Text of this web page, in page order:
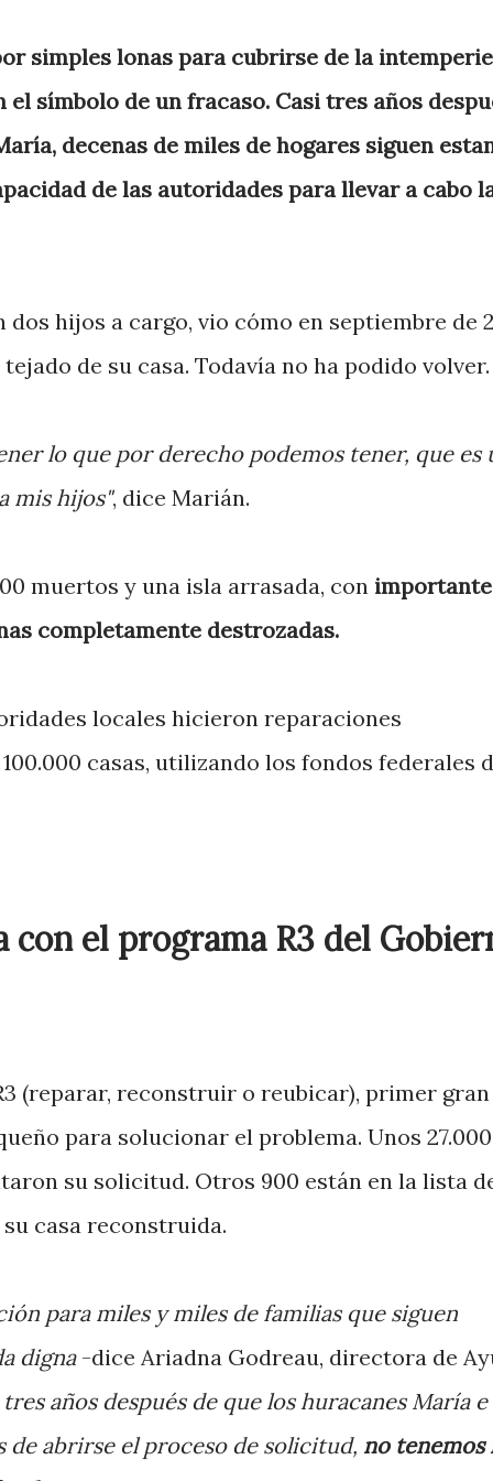
simples lonas para cubrirse de la
símbolo de un fracaso. Casi tres años
decenas de miles de hogares siguen
de las autoridades para llevar a cabo
hijos a cargo, vio cómo en septiembre de
de su casa. Todavía no ha podido volver.
lo que por derecho podemos tener, que es
mis hijos", dice Marián.
muertos y una isla arrasada, con
completamente destrozadas.
locales hicieron reparaciones
casas, utilizando los fondos federales
con el programa R3 del
(reparar, reconstruir o reubicar), primer gran
para solucionar el problema. Unos 27.000
su solicitud. Otros 900 están en la lista
casa reconstruida.
para miles y miles de familias que siguen
digna-dice Ariadna Godreau, directora de
años después de que los huracanes María
de abrirse el proceso de solicitud, no tenemos